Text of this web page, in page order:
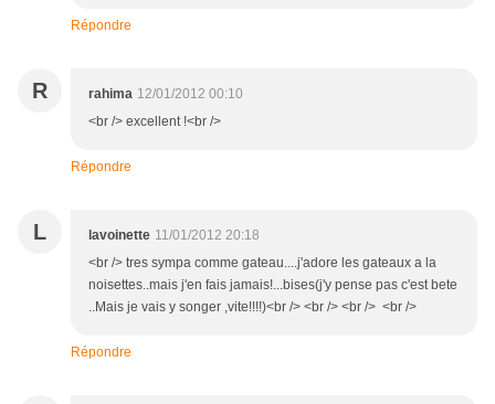
Répondre
R rahima 12/01/2012 00:10
<br /> excellent !<br />
Répondre
L lavoinette 11/01/2012 20:18
<br /> tres sympa comme gateau....j'adore les gateaux a la
noisettes..mais j'en fais jamais!...bises(j'y pense pas c'est bete
..Mais je vais y songer ,vite!!!!)<br /> <br /> <br /> <br />
Répondre